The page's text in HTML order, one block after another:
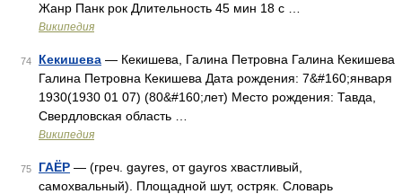
Жанр Панк рок Длительность 45 мин 18 с …
Википедия
74 Кекишева — Кекишева, Галина Петровна Галина Кекишева
Галина Петровна Кекишева Дата рождения: 7&#160;января
1930(1930 01 07) (80&#160;лет) Место рождения: Тавда,
Свердловская область …
Википедия
75 ГАЁР — (греч. gayres, от gayros хвастливый,
самохвальный). Площадной шут, остряк. Словарь